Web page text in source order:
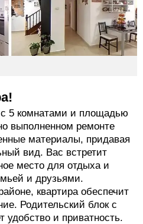
5 комнатами и площадью
выполненном ремонте
материалы, придавая
вид. Вас встретит
место для отдыха и
и друзьями.
квартира обеспечит
Родительский блок с
удобство и приватность.